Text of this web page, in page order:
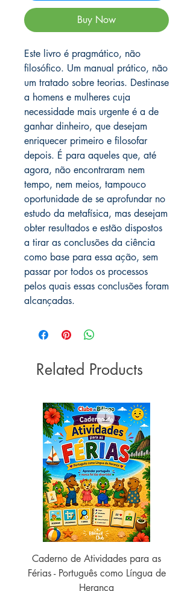
Buy Now
Este livro é pragmático, não
filosófico. Um manual prático, não
um tratado sobre teorias. Destinase
a homens e mulheres cuja
necessidade mais urgente é a de
ganhar dinheiro, que desejam
enriquecer primeiro e filosofar
depois. É para aqueles que, até
agora, não encontraram nem
tempo, nem meios, tampouco
oportunidade de se aprofundar no
estudo da metafísica, mas desejam
obter resultados e estão dispostos
a tirar as conclusões da ciência
como base para essa ação, sem
passar por todos os processos
pelos quais essas conclusões foram
alcançadas.
Related Products
Caderno de Atividades para as
Férias - Português como Língua de
Herança